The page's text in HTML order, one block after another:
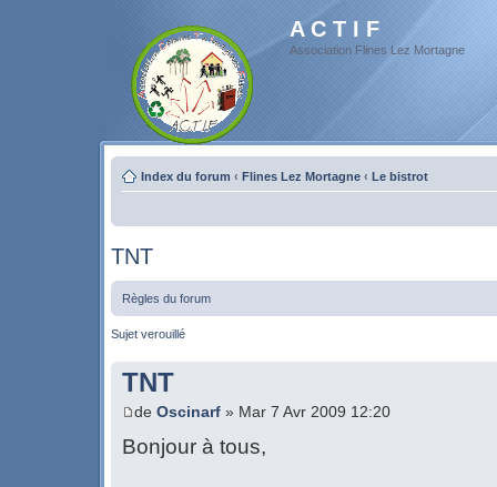
A C T I F
Association Flines Lez Mortagne
Index du forum ‹ Flines Lez Mortagne ‹ Le bistrot
TNT
Règles du forum
Sujet verouillé
TNT
de Oscinarf » Mar 7 Avr 2009 12:20
Bonjour à tous,